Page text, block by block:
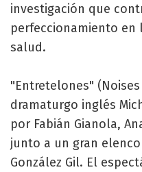
investigación que
perfeccionamiento
salud.
"Entretelones"
dramaturgo inglés
por Fabián Gianola,
junto a un gran
González Gil. El